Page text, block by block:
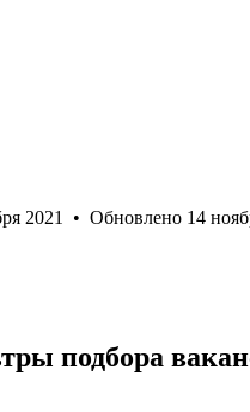
2021 • Обновлено 14
подбора